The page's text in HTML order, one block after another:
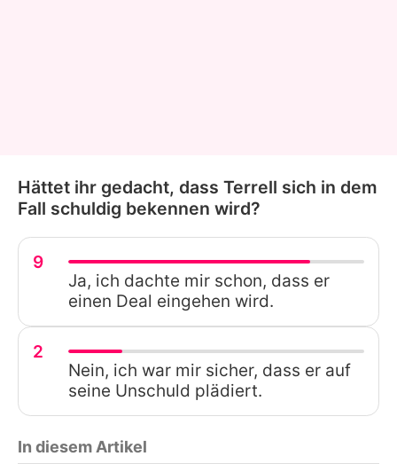
Hättet ihr gedacht, dass Terrell sich in dem
Fall schuldig bekennen wird?
9
Ja, ich dachte mir schon, dass er
einen Deal eingehen wird.
2
Nein, ich war mir sicher, dass er auf
seine Unschuld plädiert.
In diesem Artikel